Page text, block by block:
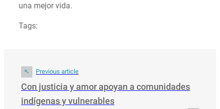
una mejor vida.
Tags:
Previous article
Con justicia y amor apoyan a comunidades
indígenas y vulnerables